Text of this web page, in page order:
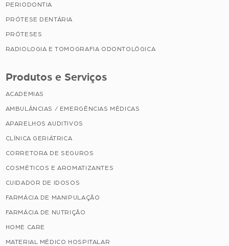
PERIODONTIA
PRÓTESE DENTÁRIA
PRÓTESES
RADIOLOGIA E TOMOGRAFIA ODONTOLÓGICA
Produtos e Serviços
ACADEMIAS
AMBULÂNCIAS / EMERGÊNCIAS MÉDICAS
APARELHOS AUDITIVOS
CLÍNICA GERIÁTRICA
CORRETORA DE SEGUROS
COSMÉTICOS E AROMATIZANTES
CUIDADOR DE IDOSOS
FARMÁCIA DE MANIPULAÇÃO
FARMÁCIA DE NUTRIÇÃO
HOME CARE
MATERIAL MÉDICO HOSPITALAR